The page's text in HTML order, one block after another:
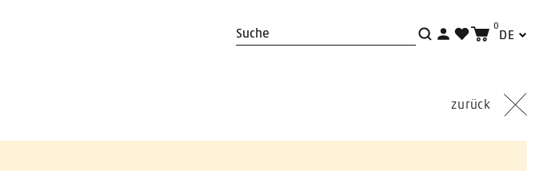
Suche
0
DE
zurück